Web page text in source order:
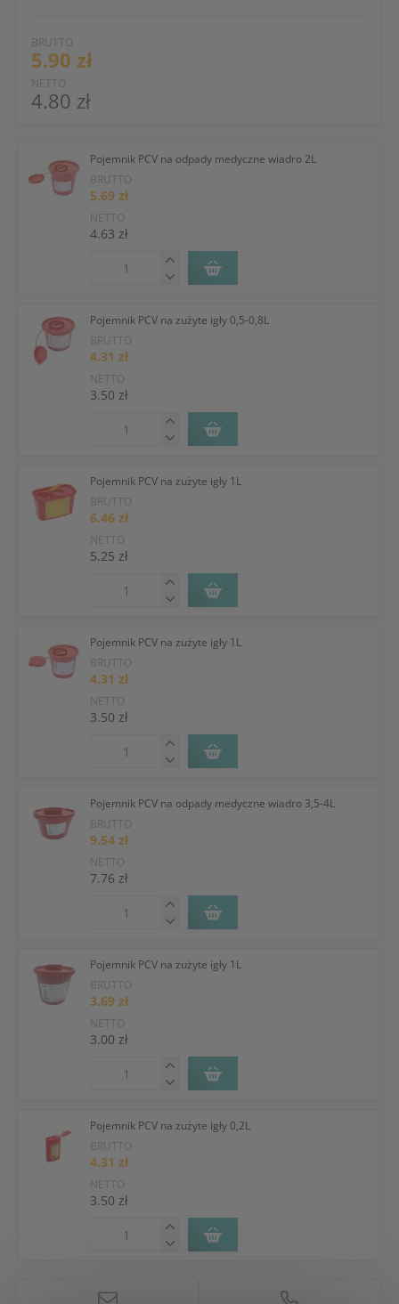
BRUTTO
5.90 zł
NETTO
4.80 zł
Pojemnik PCV na odpady medyczne wiadro 2L
BRUTTO
5.69 zł
NETTO
4.63 zł
Pojemnik PCV na zużyte igły 0,5-0,8L
BRUTTO
4.31 zł
NETTO
3.50 zł
Pojemnik PCV na zużyte igły 1L
BRUTTO
6.46 zł
NETTO
5.25 zł
Pojemnik PCV na zużyte igły 1L
BRUTTO
4.31 zł
NETTO
3.50 zł
Pojemnik PCV na odpady medyczne wiadro 3,5-4L
BRUTTO
9.54 zł
NETTO
7.76 zł
Pojemnik PCV na zużyte igły 1L
BRUTTO
3.69 zł
NETTO
3.00 zł
Pojemnik PCV na zużyte igły 0,2L
BRUTTO
4.31 zł
NETTO
3.50 zł